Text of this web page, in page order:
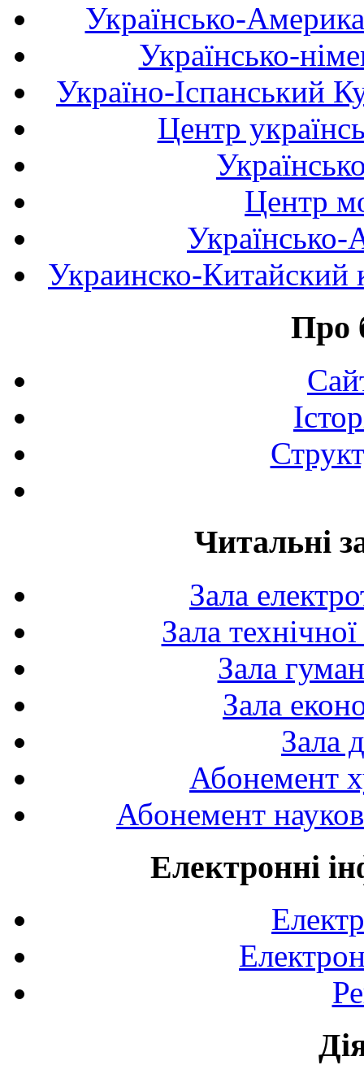
Українсько-
Українсько-
Україно-Іспанський
Центр
Центр
Українсько-
Украинско-Китайский
Про
Читальні
Зала
Зала
Зала
Зала
Зала
Абонемент
Абонемент
Електронні